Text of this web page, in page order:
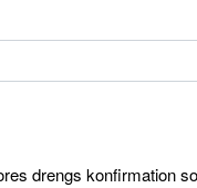
drengs konfirmation